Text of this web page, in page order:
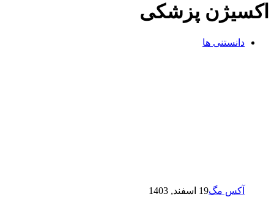
اکسیژن پزشکی
دانستنی ها
آکس مگ19 اسفند, 1403